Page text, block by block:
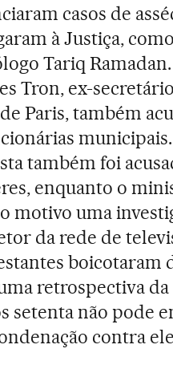
casos de
à Justiça,
Tariq
Tron, ex-
Paris, também
também foi
enquanto o
motivo uma
da rede de
boicotaram
retrospectiva
setenta não pode
contra